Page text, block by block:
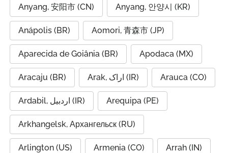
Anyang, 安阳市 (CN) Anyang, 안양시 (KR)
Anápolis (BR) Aomori, 青森市 (JP)
Aparecida de Goiânia (BR) Apodaca (MX)
Aracaju (BR) Arak, اراک (IR) Arauca (CO)
Ardabil, اردبیل (IR) Arequipa (PE)
Arkhangelsk, Архангельск (RU)
Arlington (US) Armenia (CO) Arrah (IN)